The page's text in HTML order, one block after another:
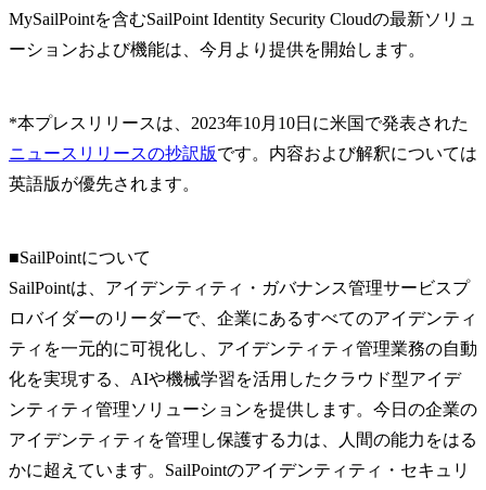
MySailPointを含むSailPoint Identity Security Cloudの最新ソリュ
ーションおよび機能は、今月より提供を開始します。
*本プレスリリースは、2023年10月10日に米国で発表された
ニュースリリースの抄訳版です。内容および解釈については
英語版が優先されます。
■SailPointについて
SailPointは、アイデンティティ・ガバナンス管理サービスプ
ロバイダーのリーダーで、企業にあるすべてのアイデンティ
ティを一元的に可視化し、アイデンティティ管理業務の自動
化を実現する、AIや機械学習を活用したクラウド型アイデ
ンティティ管理ソリューションを提供します。今日の企業の
アイデンティティを管理し保護する力は、人間の能力をはる
かに超えています。SailPointのアイデンティティ・セキュリ